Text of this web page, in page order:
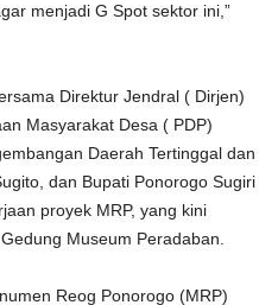
menjadi G Spot sektor ini,”
Direktur Jendral ( Dirjen)
Masyarakat Desa ( PDP)
Daerah Tertinggal dan
dan Bupati Ponorogo Sugiri
proyek MRP, yang kini
Museum Peradaban.
Reog Ponorogo (MRP)